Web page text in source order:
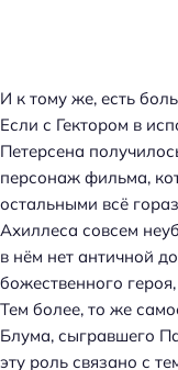
И к тому же, есть
Если с Гектором в
Петерсена
персонаж фильма,
остальными всё
Ахиллеса совсем
в нём нет античной
божественного
Тем более, то же
Блума, сыгравшего
эту роль связано с